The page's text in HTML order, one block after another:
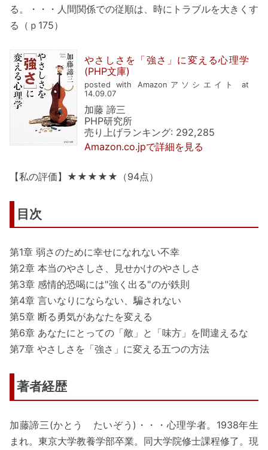
る。・・・人間関係での従順は、時にトラブルを大きくす
る（ｐ175）
やさしさを「強さ」に変える心理学
(PHP文庫)
posted with Amazonアソシエイト at
14.09.07
加藤 諦三
PHP研究所
売り上げランキング: 292,285
Amazon.co.jpで詳細を見る
【私の評価】★★★★★（94点）
目次
第1章 弱さのために幸せになれない不幸
第2章 本当のやさしさ、見せかけのやさしさ
第3章 感情的恐喝には"強く出る"のが鉄則
第4章 言いなりにならない、騙されない
第5章 断る勇気があなたを変える
第6章 あなたにとっての「敵」と「味方」を間違えるな
第7章 やさしさを「強さ」に変える五つの方法
著者経歴
加藤諦三(かとう たいぞう)・・・心理学者。1938年生
まれ。東京大学教養学部卒業。同大学院修士課程修了。現